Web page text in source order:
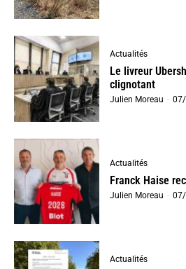
Actualités
Le livreur
clignotant
Julien Moreau -
Actualités
Franck Haise
Julien Moreau -
Actualités